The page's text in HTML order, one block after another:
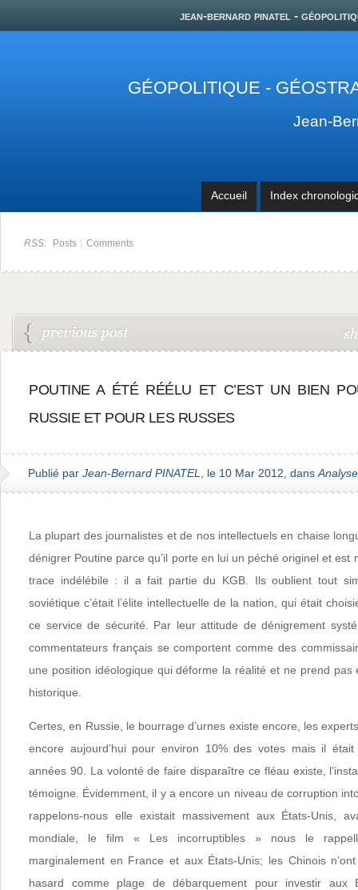
jean-bernard pinatel -
GÉOPOLITIQUE -
Jean-
Accueil Index
RSS: Posts | Comments
POUTINE A ÉTÉ RÉÉLU ET C’EST UN BIEN
RUSSIE ET POUR LES RUSSES
Publié par Jean-Bernard PINATEL , le 10 Mar 2012, dans
La plupart des journalistes et de nos intellectuels en chaise
dénigrer Poutine parce qu’il porte en lui un péché originel et est
trace indélébile : il a fait partie du KGB. Ils oublient tout
soviétique c’était l’élite intellectuelle de la nation, qui était
ce service de sécurité. Par leur attitude de dénigrement
commentateurs français se comportent comme des
une position idéologique qui déforme la réalité et ne prend pas
historique.
Certes, en Russie, le bourrage d’urnes existe encore, les
encore aujourd’hui pour environ 10% des votes mais il
années 90. La volonté de faire disparaître ce fléau existe,
témoigne. Évidemment, il y a encore un niveau de corruption
rappelons-nous elle existait massivement aux États-Unis,
mondiale, le film « Les incorruptibles » nous le
marginalement en France et aux États-Unis; les Chinois
hasard comme plage de débarquement pour investir aux